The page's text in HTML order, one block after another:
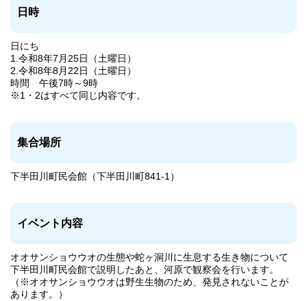
日時
日にち
1.令和8年7月25日（土曜日）
2.令和8年8月22日（土曜日）
時間 午後7時～9時
※1・2はすべて同じ内容です。
集合場所
下半田川町民会館（下半田川町841-1）
イベント内容
オオサンショウウオの生態や蛇ヶ洞川に生息する生き物について
下半田川町民会館で説明したあと、河原で観察会を行います。
（※オオサンショウウオは野生生物のため、発見されないことが
あります。）